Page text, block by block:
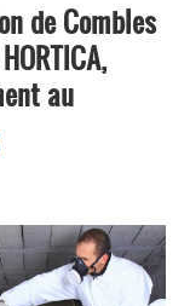
de Combles
au